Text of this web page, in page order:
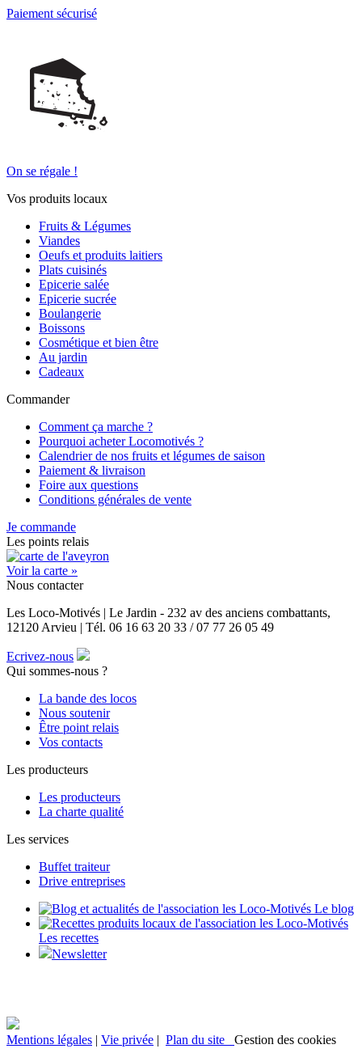
Paiement sécurisé
On se régale !
Vos produits locaux
Fruits & Légumes
Viandes
Oeufs et produits laitiers
Plats cuisinés
Epicerie salée
Epicerie sucrée
Boulangerie
Boissons
Cosmétique et bien être
Au jardin
Cadeaux
Commander
Comment ça marche ?
Pourquoi acheter Locomotivés ?
Calendrier de nos fruits et légumes de saison
Paiement & livraison
Foire aux questions
Conditions générales de vente
Je commande
Les points relais
Voir la carte »
Nous contacter
Les Loco-Motivés | Le Jardin - 232 av des anciens combattants,
12120 Arvieu | Tél. 06 16 63 20 33 / 07 77 26 05 49
Ecrivez-nous
Qui sommes-nous ?
La bande des locos
Nous soutenir
Être point relais
Vos contacts
Les producteurs
Les producteurs
La charte qualité
Les services
Buffet traiteur
Drive entreprises
Le blog
Les recettes
Newsletter
Mentions légales | Vie privée | Plan du site Gestion des cookies